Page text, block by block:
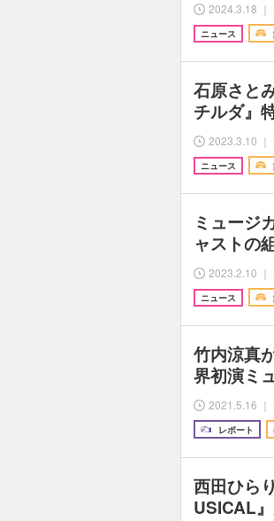
2024.3.18 ｜
ニュース
石原さと
チルダ』
2023.3.10 ｜
ニュース
ミュージ
ャストの
2023.2.10 ｜
ニュース
竹内涼真
界初演ミ
2021.5.16 ｜
レポート
西田ひら
USICAL